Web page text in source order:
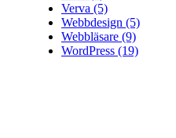
Verva (5)
Webbdesign (5)
Webbläsare (9)
WordPress (19)